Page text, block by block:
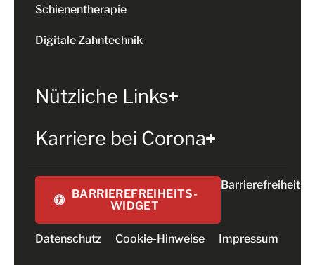
Schienentherapie
Digitale Zahntechnik
Nützliche Links
Karriere bei Corona
BARRIEREFREIHEITS-
WIDGET
Barrierefreiheit
Datenschutz Cookie-Hinweise Impressum